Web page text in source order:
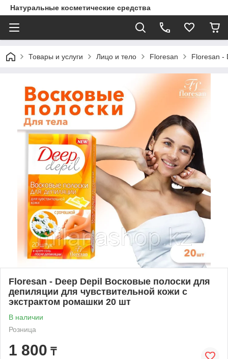
Натуральные косметические средства
Товары и услуги Лицо и тело Floresan Floresan -
Floresan - Deep Depil Восковые полоски для
депиляции для чувствительной кожи с
экстрактом ромашки 20 шт
В наличии
Розница
1 800 ₸